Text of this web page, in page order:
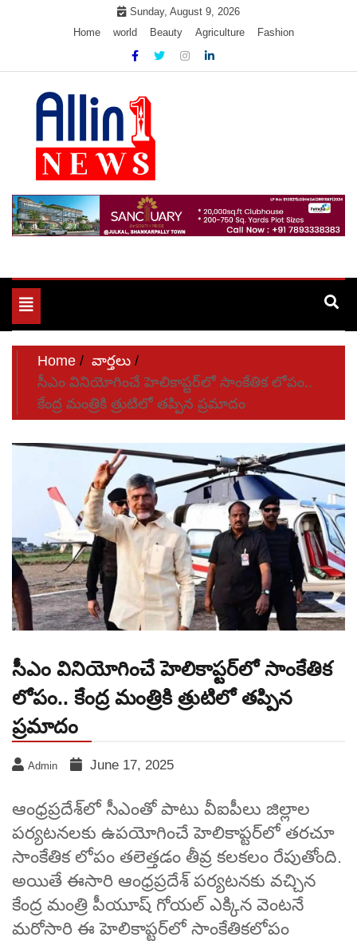
Sunday, August 9, 2026
Home
world Beauty Agriculture Fashion
Allin1news
Toggle
navigation
Home
వార్తలు
సీఎం వినియోగించే హెలికాప్టర్‌లో సాంకేతిక లోపం..
కేంద్ర మంత్రికి త్రుటిలో తప్పిన ప్రమాదం
సీఎం వినియోగించే హెలికాప్టర్‌లో సాంకేతిక
లోపం.. కేంద్ర మంత్రికి త్రుటిలో తప్పిన
ప్రమాదం
Admin June 17, 2025
ఆంధ్రప్రదేశ్‌లో సీఎంతో పాటు వీఐపీలు జిల్లాల
పర్యటనలకు ఉపయోగించే హెలికాప్టర్‌లో తరచూ
సాంకేతిక లోపం తలెత్తడం తీవ్ర కలకలం రేపుతోంది.
అయితే ఈసారి ఆంధ్రప్రదేశ్ పర్యటనకు వచ్చిన
కేంద్ర మంత్రి పీయూష్ గోయల్ ఎక్కిన వెంటనే
మరోసారి ఈ హెలికాప్టర్‌లో సాంకేతికలోపం